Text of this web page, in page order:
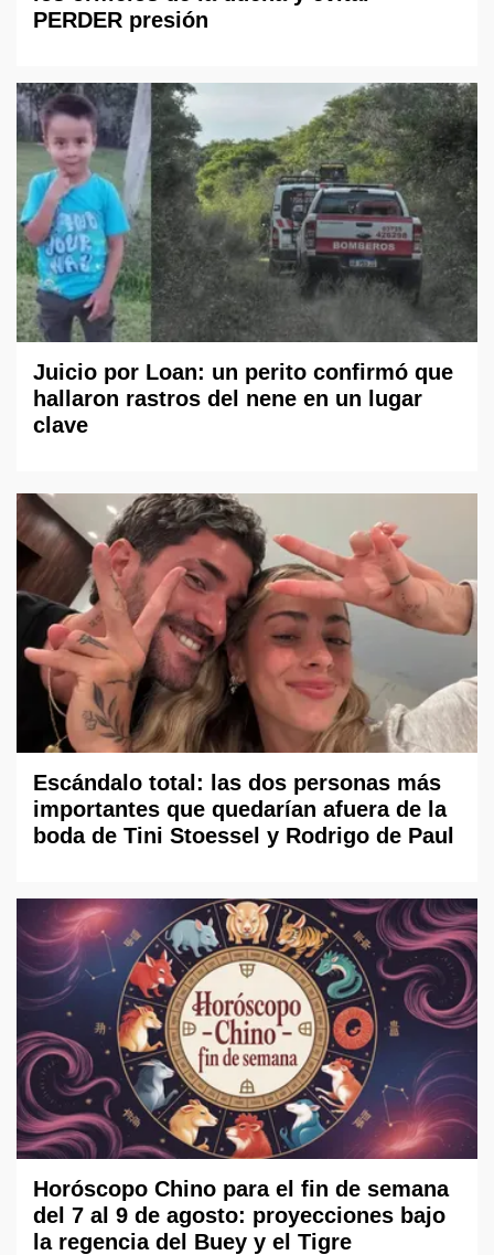
PERDER presión
Juicio por Loan: un perito confirmó que
hallaron rastros del nene en un lugar
clave
Escándalo total: las dos personas más
importantes que quedarían afuera de la
boda de Tini Stoessel y Rodrigo de Paul
Horóscopo Chino para el fin de semana
del 7 al 9 de agosto: proyecciones bajo
la regencia del Buey y el Tigre